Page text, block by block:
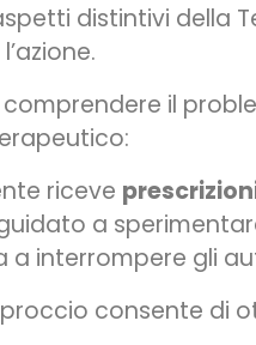
distintivi della
il
riceve
a
a interrompere gli
consente di